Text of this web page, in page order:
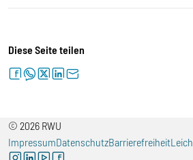
Diese Seite teilen
facebookwhatsapptwitterlinkedinletter
© 2026 RWU
ImpressumDatenschutzBarrierefreiheit